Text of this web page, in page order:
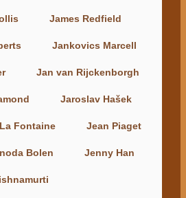
James Redfield
Jankovics Marcell
Jan van Rijckenborgh
Jaroslav Hašek
Fontaine Jean Piaget
Bolen Jenny Han